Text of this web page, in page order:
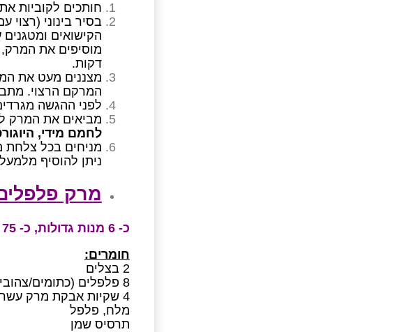
חותכים לקוביות
בסיר בינוני
הקישואים
דקות.
מצננים מעט את
המרקם הרצוי.
לפני ההגשה
מביאים את המרק
לחמם מידי,
מניחים בכל צלחת
ניתן להוסיף
מרק
כ- 6 מנות גדולות, כ- 75 קק”ל למנה
חומרים:
2 בצלים
8 פלפלים (כתומים/צהובים/אדומים) בקוביות
4 שקיות אבקת מרק עשר בטעם עוף/זך
מלח, פלפל
תרסיס שמן